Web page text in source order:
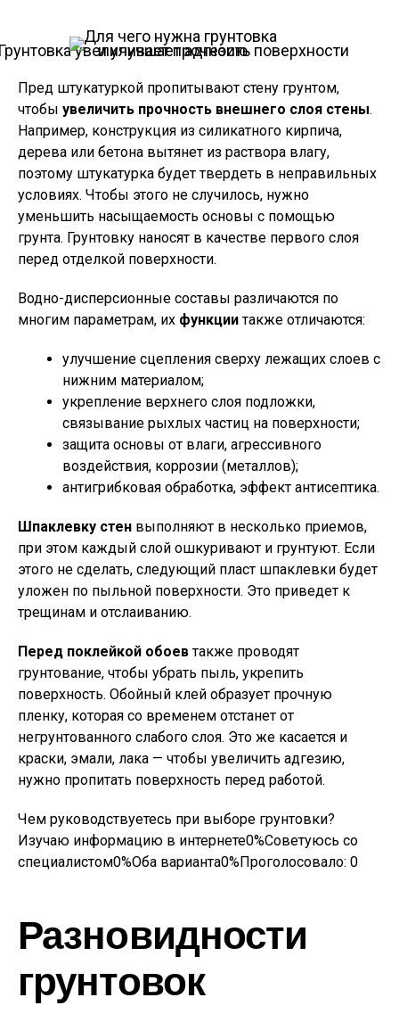
Грунтовка увеличивает прочность поверхности и улучшает адгезию
Пред штукатуркой пропитывают стену грунтом,
чтобы увеличить прочность внешнего слоя стены.
Например, конструкция из силикатного кирпича,
дерева или бетона вытянет из раствора влагу,
поэтому штукатурка будет твердеть в неправильных
условиях. Чтобы этого не случилось, нужно
уменьшить насыщаемость основы с помощью
грунта. Грунтовку наносят в качестве первого слоя
перед отделкой поверхности.
Водно-дисперсионные составы различаются по
многим параметрам, их функциитакже отличаются:
улучшение сцепления сверху лежащих слоев с
нижним материалом;
укрепление верхнего слоя подложки,
связывание рыхлых частиц на поверхности;
защита основы от влаги, агрессивного
воздействия, коррозии (металлов);
антигрибковая обработка, эффект антисептика.
Шпаклевку стен выполняют в несколько приемов,
при этом каждый слой ошкуривают и грунтуют. Если
этого не сделать, следующий пласт шпаклевки будет
уложен по пыльной поверхности. Это приведет к
трещинам и отслаиванию.
Перед поклейкой обоевтакже проводят
грунтование, чтобы убрать пыль, укрепить
поверхность. Обойный клей образует прочную
пленку, которая со временем отстанет от
негрунтованного слабого слоя. Это же касается и
краски, эмали, лака — чтобы увеличить адгезию,
нужно пропитать поверхность перед работой.
Чем руководствуетесь при выборе грунтовки?
Изучаю информацию в интернете0%Советуюсь со
специалистом0%Оба варианта0%Проголосовало: 0
Разновидности
грунтовок